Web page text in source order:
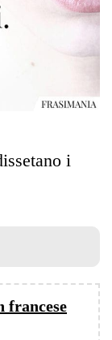
i
francese